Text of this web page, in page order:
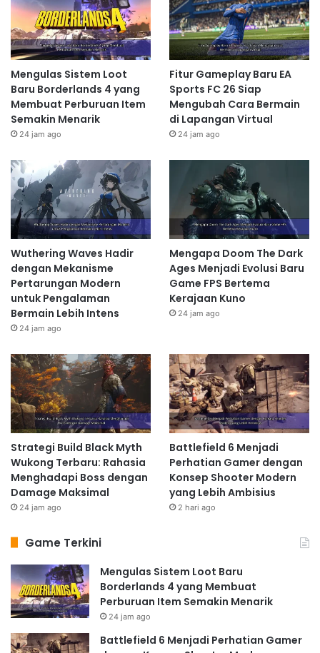
Mengulas Sistem Loot
Baru Borderlands 4 yang
Membuat Perburuan Item
Semakin Menarik
24 jam ago
Fitur Gameplay Baru EA
Sports FC 26 Siap
Mengubah Cara Bermain
di Lapangan Virtual
24 jam ago
Wuthering Waves Hadir
dengan Mekanisme
Pertarungan Modern
untuk Pengalaman
Bermain Lebih Intens
24 jam ago
Mengapa Doom The Dark
Ages Menjadi Evolusi Baru
Game FPS Bertema
Kerajaan Kuno
24 jam ago
Strategi Build Black Myth
Wukong Terbaru: Rahasia
Menghadapi Boss dengan
Damage Maksimal
24 jam ago
Battlefield 6 Menjadi
Perhatian Gamer dengan
Konsep Shooter Modern
yang Lebih Ambisius
2 hari ago
Game Terkini
Mengulas Sistem Loot Baru
Borderlands 4 yang Membuat
Perburuan Item Semakin Menarik
24 jam ago
Battlefield 6 Menjadi Perhatian Gamer